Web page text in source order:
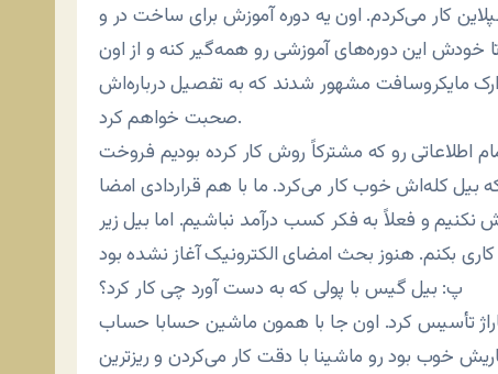
کار می‌کردم. اون یه دوره آموزش برای ساخت در و
خودش این دوره‌های آموزشی رو همه‌گیر کنه و از اون
مایکروسافت مشهور شدند که به تفصیل درباره‌اش
صحبت خواهم کرد.
اطلاعاتی رو که مشترکاً روش کار کرده بودیم فروخت
بیل کله‌اش خوب کار می‌کرد. ما با هم قراردادی امضا
نکنیم و فعلاً به فکر کسب درآمد نباشیم. اما بیل زیر
پ: بیل گیس با پولی که به دست آورد چی کار کرد؟
تأسیس کرد. اون جا با همون ماشین حسابا حساب
خوب بود رو ماشینا با دقت کار می‌کردن و ریزترین